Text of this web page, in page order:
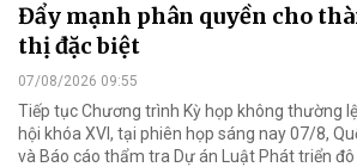
Đẩy mạnh phân quyền cho
thị đặc biệt
07/08/2026 09:55
Tiếp tục Chương trình Kỳ họp không thường
hội khóa XVI, tại phiên họp sáng nay 07/8,
và Báo cáo thẩm tra Dự án Luật Phát triển đô